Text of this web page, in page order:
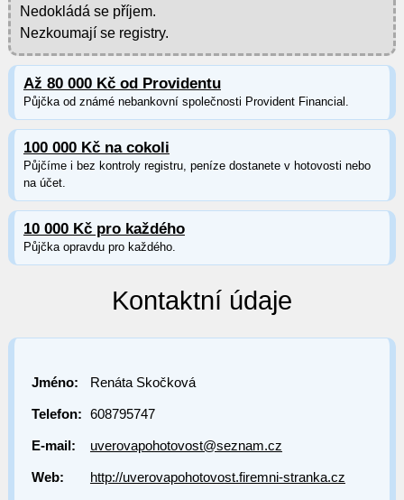
Nedokládá se příjem.
Nezkoumají se registry.
Až 80 000 Kč od Providentu
Půjčka od známé nebankovní společnosti Provident Financial.
100 000 Kč na cokoli
Půjčíme i bez kontroly registru, peníze dostanete v hotovosti nebo
na účet.
10 000 Kč pro každého
Půjčka opravdu pro každého.
Kontaktní údaje
Jméno: Renáta Skočková
Telefon: 608795747
E-mail: uverovapohotovost@seznam.cz
Web: http://uverovapohotovost.firemni-stranka.cz